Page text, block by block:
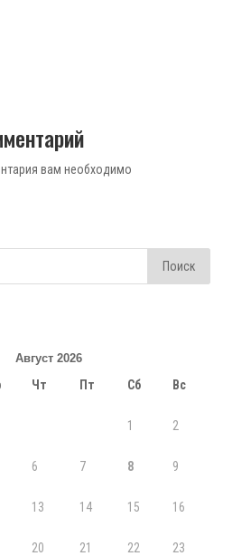
вам необходимо
Август 2026
Чт Пт Сб Вс
1 2
6 7 8 9
13 14 15 16
20 21 22 23